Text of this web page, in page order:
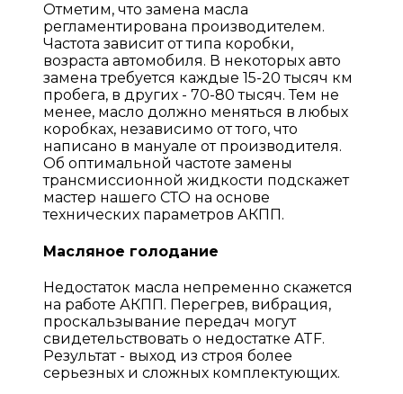
Отметим, что замена масла
регламентирована производителем.
Частота зависит от типа коробки,
возраста автомобиля. В некоторых авто
замена требуется каждые 15-20 тысяч км
пробега, в других - 70-80 тысяч. Тем не
менее, масло должно меняться в любых
коробках, независимо от того, что
написано в мануале от производителя.
Об оптимальной частоте замены
трансмиссионной жидкости подскажет
мастер нашего СТО на основе
технических параметров АКПП.
Масляное голодание
Недостаток масла непременно скажется
на работе АКПП. Перегрев, вибрация,
проскальзывание передач могут
свидетельствовать о недостатке ATF.
Результат - выход из строя более
серьезных и сложных комплектующих.